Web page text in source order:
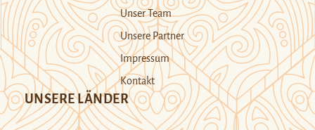
Unser Team
Unsere Partner
Impressum
Kontakt
UNSERE LÄNDER